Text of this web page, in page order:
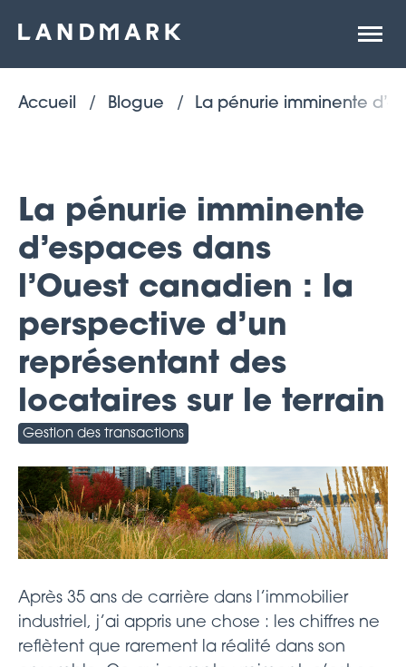
la
site
Accueil Blogue La pénurie imminente
La pénurie imminente
d’espaces dans
l’Ouest canadien : la
perspective d’un
représentant des
locataires sur le terrain
Gestion des transactions
Après 35 ans de carrière dans l’immobilier
industriel, j’ai appris une chose : les chiffres ne
reflètent que rarement la réalité dans son